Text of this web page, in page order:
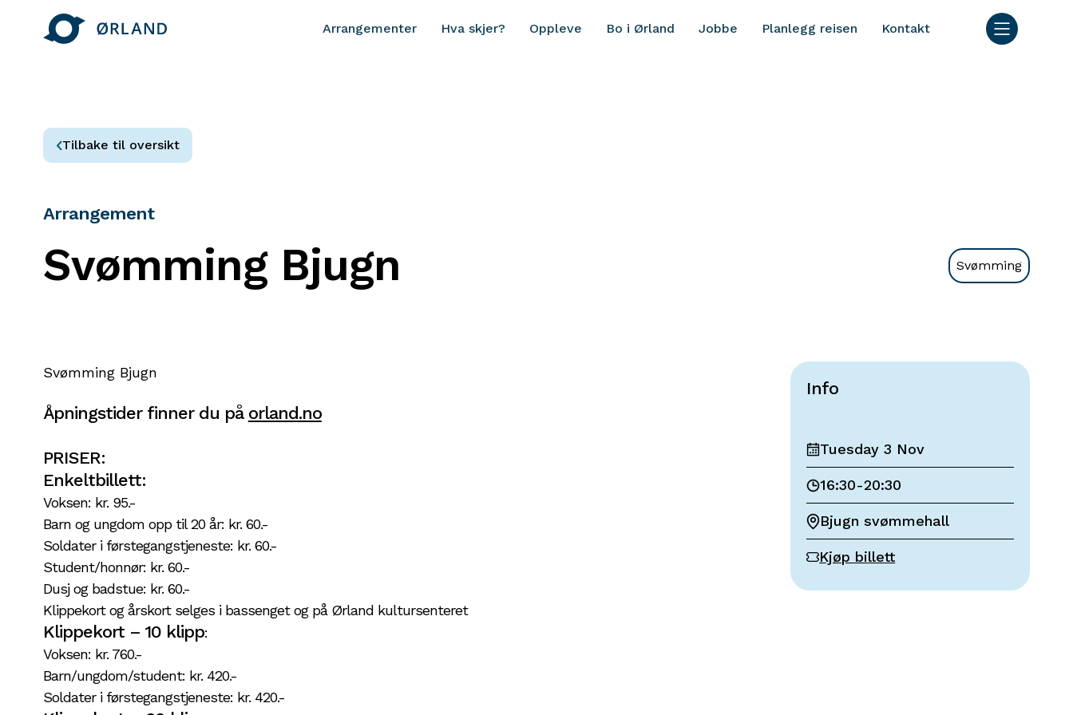
Arrangementer Hva skjer? Oppleve Bo i Ørland Jobbe Planlegg reisen Kontakt
Tilbake til oversikt
Arrangement
Svømming Bjugn Svømming
Svømming Bjugn
Åpningstider finner du på orland.no
PRISER:
Enkeltbillett:
Voksen: kr. 95.-
Barn og ungdom opp til 20 år: kr. 60.-
Soldater i førstegangstjeneste: kr. 60.-
Student/honnør: kr. 60.-
Dusj og badstue: kr. 60.-
Klippekort og årskort selges i bassenget og på Ørland kultursenteret
Klippekort – 10 klipp:
Voksen: kr. 760.-
Barn/ungdom/student: kr. 420.-
Soldater i førstegangstjeneste: kr. 420.-
Info
Tuesday 3 Nov
16:30-20:30
Bjugn svømmehall
Kjøp billett